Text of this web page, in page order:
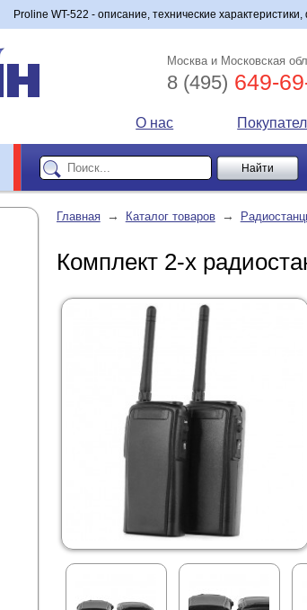
Proline WT-522 - описание, технические
Москва и Московская
8 (495) 649-
О нас
Главная → Каталог товаров →
Комплект 2-х